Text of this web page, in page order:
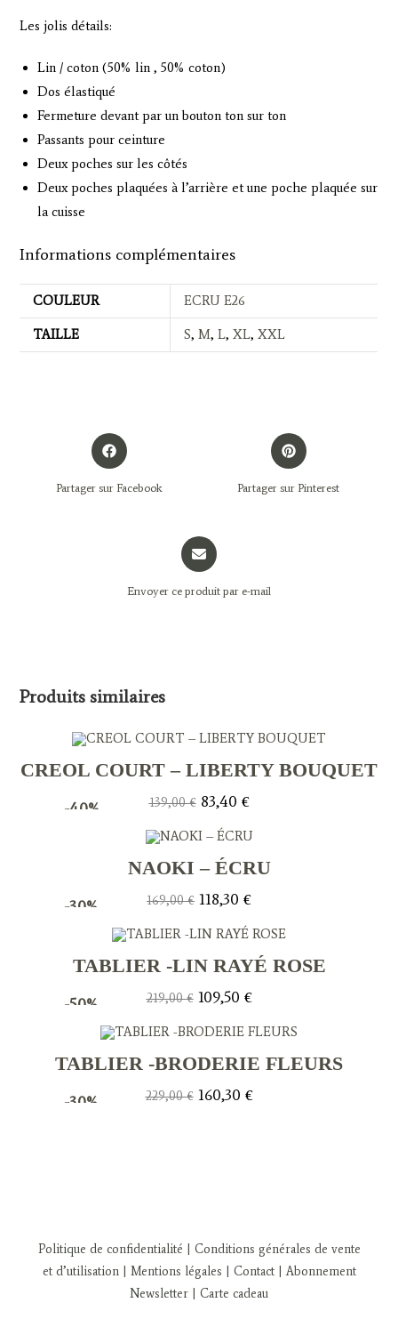
Les jolis détails:
Lin / coton (50% lin , 50% coton)
Dos élastiqué
Fermeture devant par un bouton ton sur ton
Passants pour ceinture
Deux poches sur les côtés
Deux poches plaquées à l’arrière et une poche plaquée sur
la cuisse
Informations complémentaires
COULEUR ECRU E26
TAILLE S,M,L,XL,XXL
Opens
in
Partager sur Facebook
Opens
in
Partager sur Pinterest
Opens
in
new
Envoyer ce produit par e-mail
Produits similaires
-40%
CREOL COURT – LIBERTY BOUQUET
139,00€ Le
prix
était :
83,40 €Le
prix
est :
-30%
NAOKI – ÉCRU
169,00€ Le
prix
était :
118,30 €
est :
-50%
TABLIER -LIN RAYÉ ROSE
219,00€ Le
prix
était :
109,50 €Le
prix
est :
-30%
TABLIER -BRODERIE FLEURS
229,00€ Le
prix
160,30 €Le
prix
Politique de confidentialité | Conditions générales de vente
et d’utilisation| Mentions légales | Contact
| Abonnement
Newsletter
Carte cadeau